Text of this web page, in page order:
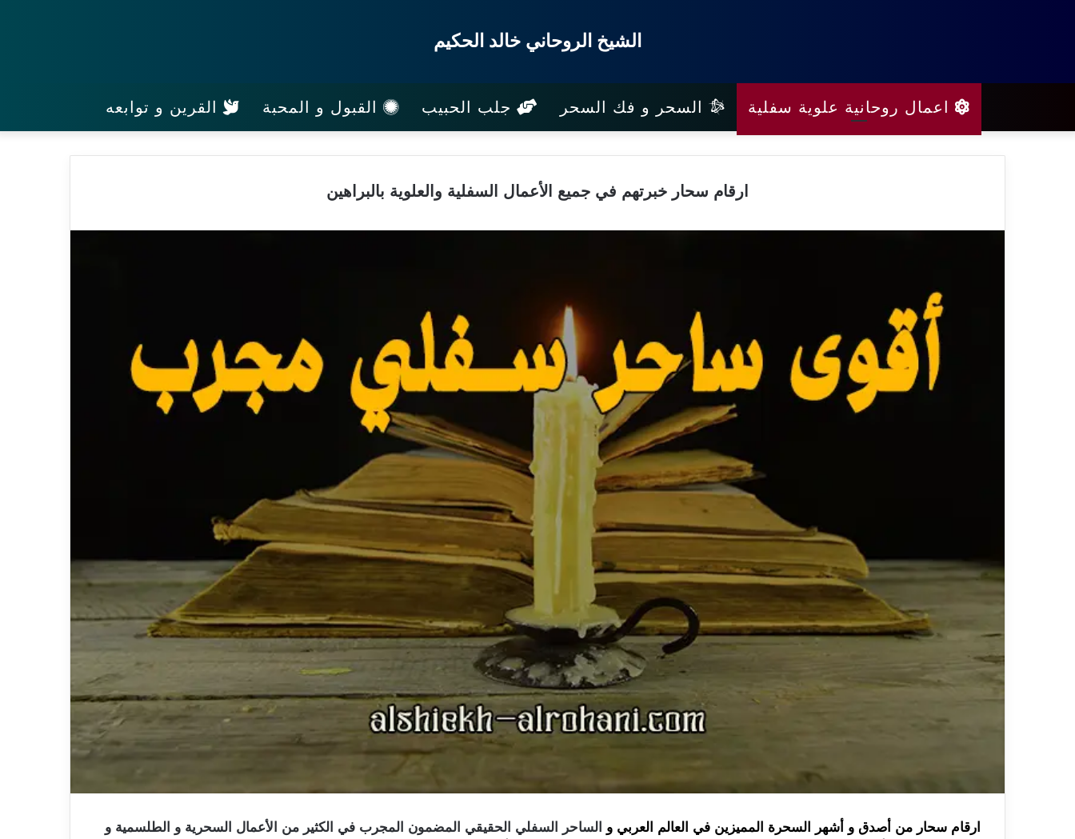
الشيخ الروحاني خالد الحكيم
اعمال روحانية علوية سفلية السحر و فك السحر جلب الحبيب القبول و المحبة القرين و توابعه
ارقام سحار خبرتهم في جميع الأعمال السفلية والعلوية بالبراهين
ارقام سحار من أصدق و أشهر السحرة المميزين في العالم العربي و الساحر السفلي الحقيقي المضمون المجرب في الكثير من الأعمال السحرية و الطلسمية و